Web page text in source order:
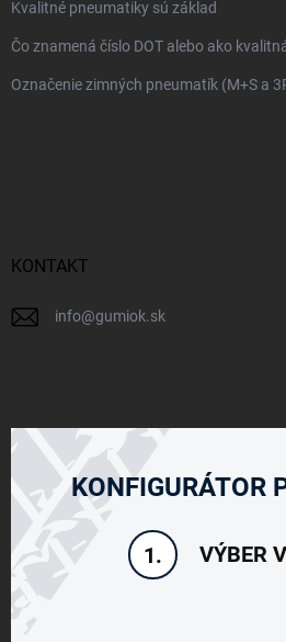
Kvalitné pneumatiky sú základ
Čo znamená číslo DOT alebo ako
Označenie zimných pneumatík (M+S a
KONTAKT
info@gumiok.sk
KONFIGURÁTOR
1. VÝBER